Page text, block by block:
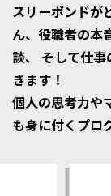
スリーボンドが
ん、役職者の本
談、
そして仕
きます！
個人の思考力や
も身に付くプロ